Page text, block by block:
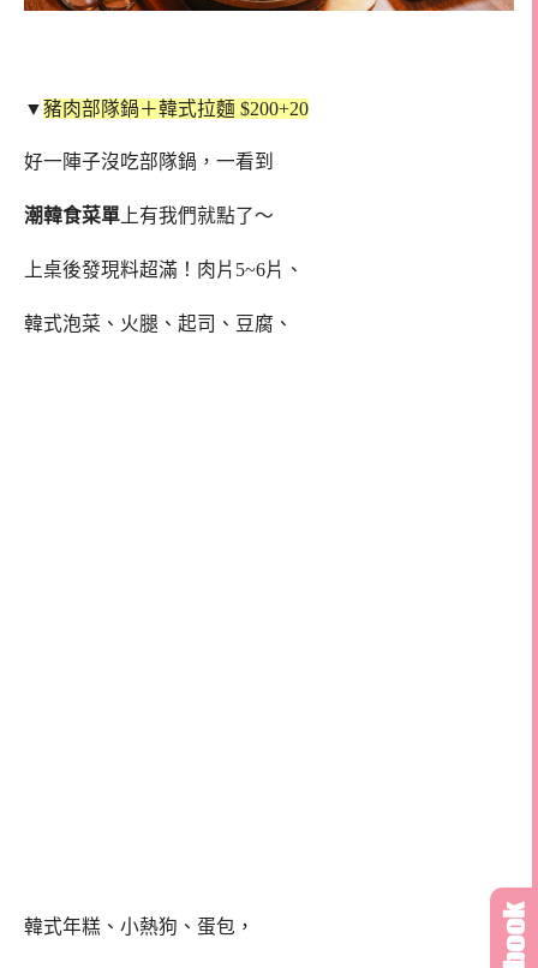
▼豬肉部隊鍋＋韓式拉麵 $200+20
好一陣子沒吃部隊鍋，一看到
潮韓食菜單 上有我們就點了～
上桌後發現料超滿！肉片5~6片、
韓式泡菜、火腿、起司、豆腐、
韓式年糕、小熱狗、蛋包，